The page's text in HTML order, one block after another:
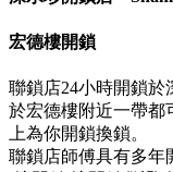
宏德樓開鎖
聯鎖店24小時開鎖於
於宏德樓附近一帶都
上為你開鎖換鎖。
聯鎖店師傅具有多年